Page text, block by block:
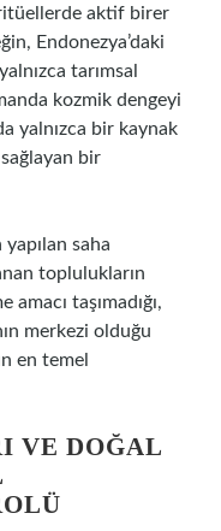
aktif birer
Endonezya’daki
tarımsal
kozmik dengeyi
yalnızca bir kaynak
bir
yapılan saha
toplulukların
amacı taşımadığı,
merkezi olduğu
en temel
VE DOĞAL